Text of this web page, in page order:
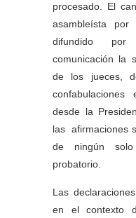
procesado. El
asambleísta
difundido
comunicación la
de los jueces,
desde la
las afirmaciones
de ningún
probatorio.
Las
en el contexto